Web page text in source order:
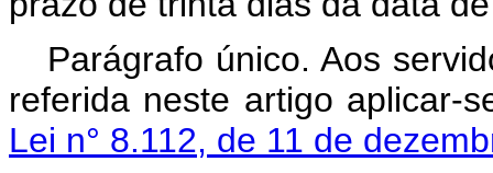
Parágrafo único. Aos
referida neste artigo aplicar-
Lei n° 8.112, de 11 de